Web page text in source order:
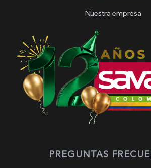
Nuestra empresa
PREGUNTAS